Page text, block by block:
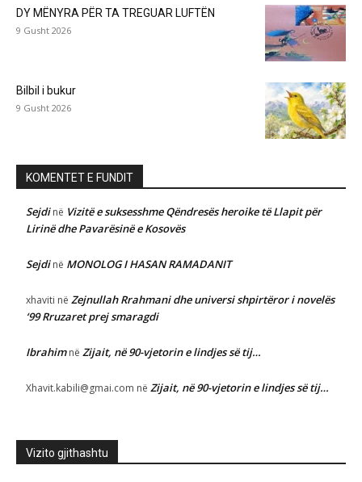
DY MËNYRA PËR TA TREGUAR LUFTËN
9 Gusht 2026
Bilbil i bukur
9 Gusht 2026
KOMENTET E FUNDIT
Sejdinë Vizitë e suksesshme Qëndresës heroike të Llapit për
Lirinë dhe Pavarësinë e Kosovës
Sejdinë MONOLOG I HASAN RAMADANIT
xhaviti në Zejnullah Rrahmani dhe universi shpirtëror i novelës
‘99 Rruzaret prej smaragdi
Ibrahimnë Zijait, në 90-vjetorin e lindjes së tij…
Xhavit.kabili@gmai.com në Zijait, në 90-vjetorin e lindjes së tij…
Vizito gjithashtu